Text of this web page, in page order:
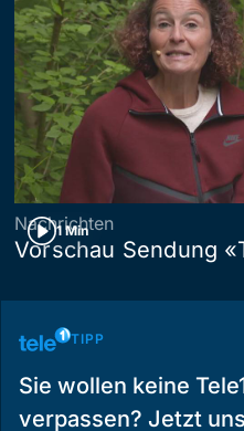
1 Min
Nachrichten
Vorschau Sendung
TIPP
Sie wollen keine
verpassen? Jetzt